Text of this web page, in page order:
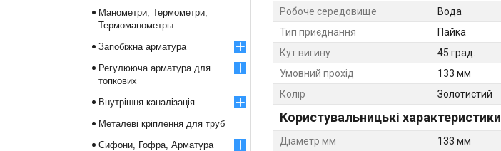
Робоче середовище
Вода
Тип приєднання
Пайка
Кут вигину
45 град.
Умовний прохід
133 мм
Колір
Золотистий
Користувальницькі характеристики
Діаметр мм 133 мм
Манометри, Термометри,
Термоманометры
Запобіжна арматура
Регулююча арматура для
топкових
Внутрішня каналізація
Металеві кріплення для труб
Сифони, Гофра, Арматура